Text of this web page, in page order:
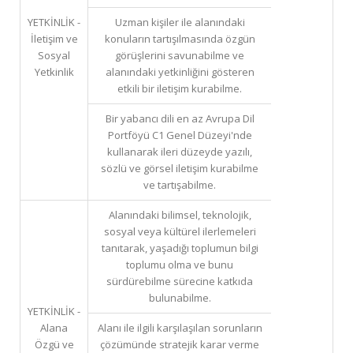
YETKİNLİK -
İletişim ve
Sosyal
Yetkinlik
Uzman kişiler ile alanındaki
konuların tartışılmasında özgün
görüşlerini savunabilme ve
alanındaki yetkinliğini gösteren
etkili bir iletişim kurabilme.
Bir yabancı dili en az Avrupa Dil
Portföyü C1 Genel Düzeyi'nde
kullanarak ileri düzeyde yazılı,
sözlü ve görsel iletişim kurabilme
ve tartışabilme.
YETKİNLİK -
Alana
Özgü ve
Alanındaki bilimsel, teknolojik,
sosyal veya kültürel ilerlemeleri
tanıtarak, yaşadığı toplumun bilgi
toplumu olma ve bunu
sürdürebilme sürecine katkıda
bulunabilme.
Alanı ile ilgili karşılaşılan sorunların
çözümünde stratejik karar verme